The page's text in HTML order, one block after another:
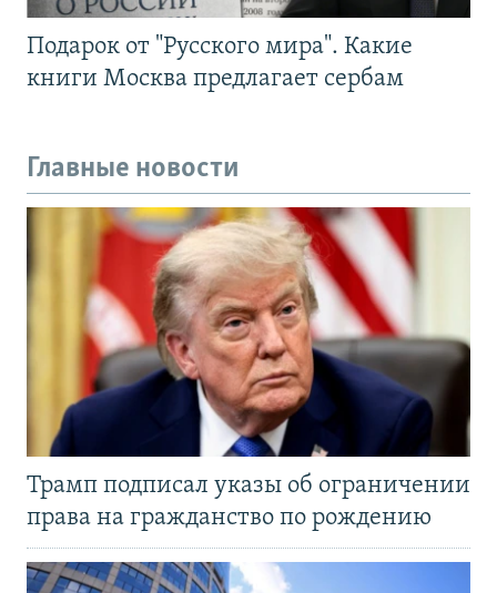
Подарок от "Русского мира". Какие
книги Москва предлагает сербам
Главные новости
Трамп подписал указы об ограничении
права на гражданство по рождению